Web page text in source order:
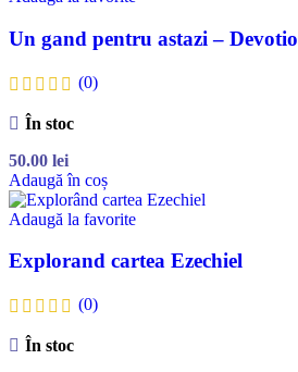
Un gand pentru astazi –
(0)
În stoc
50.00 lei
Adaugă în coș
Adaugă la favorite
Explorand cartea Ezechiel
(0)
În stoc